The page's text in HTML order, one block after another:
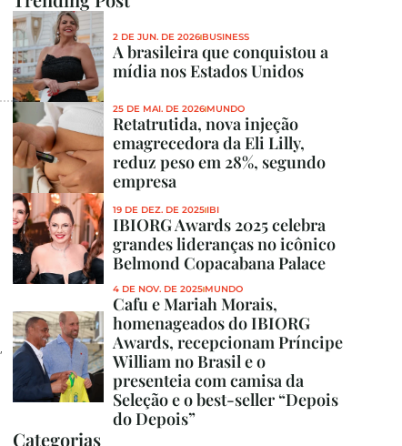
2 DE JUN. DE 2026 BUSINESS
A brasileira que conquistou a
mídia nos Estados Unidos
25 DE MAI. DE 2026 MUNDO
Retatrutida, nova injeção
emagrecedora da Eli Lilly,
reduz peso em 28%, segundo
empresa
19 DE DEZ. DE 2025 IBI
IBIORG Awards 2025 celebra
grandes lideranças no icônico
Belmond Copacabana Palace
4 DE NOV. DE 2025 MUNDO
Cafu e Mariah Morais,
homenageados do IBIORG
Awards, recepcionam Príncipe
William no Brasil e o
presenteia com camisa da
Seleção e o best-seller “Depois
do Depois”
Categorias